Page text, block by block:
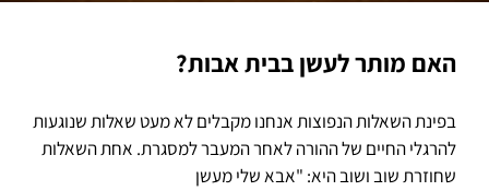
האם מותר לעשן בבית אבות?
בפינת השאלות הנפוצות אנחנו מקבלים לא מעט שאלות שנוגעות
להרגלי החיים של ההורה לאחר המעבר למסגרת. אחת השאלות
שחוזרת שוב ושוב היא: "אבא שלי מעשן